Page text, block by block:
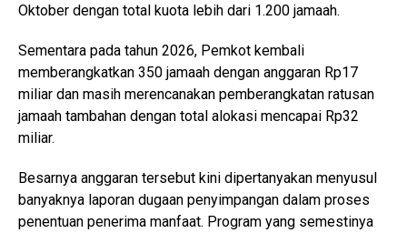
Oktober dengan total kuota lebih dari 1.200 jamaah.
Sementara pada tahun 2026, Pemkot kembali
memberangkatkan 350 jamaah dengan anggaran Rp17
miliar dan masih merencanakan pemberangkatan ratusan
jamaah tambahan dengan total alokasi mencapai Rp32
miliar.
Besarnya anggaran tersebut kini dipertanyakan menyusul
banyaknya laporan dugaan penyimpangan dalam proses
penentuan penerima manfaat. Program yang semestinya